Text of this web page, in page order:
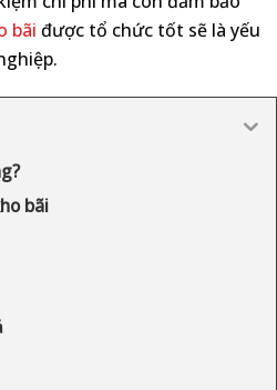
bãi được tổ chức tốt sẽ là yếu
bãi